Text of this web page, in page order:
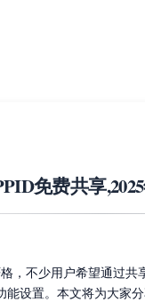
免费共享
，不少用户希望通过
设置。本文将为大家